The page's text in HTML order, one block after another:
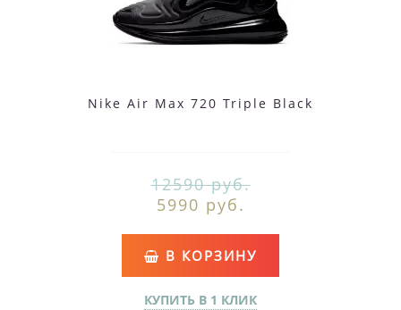
Nike Air Max 720 Triple Black
12590 руб.
5990 руб.
В КОРЗИНУ
КУПИТЬ В 1 КЛИК